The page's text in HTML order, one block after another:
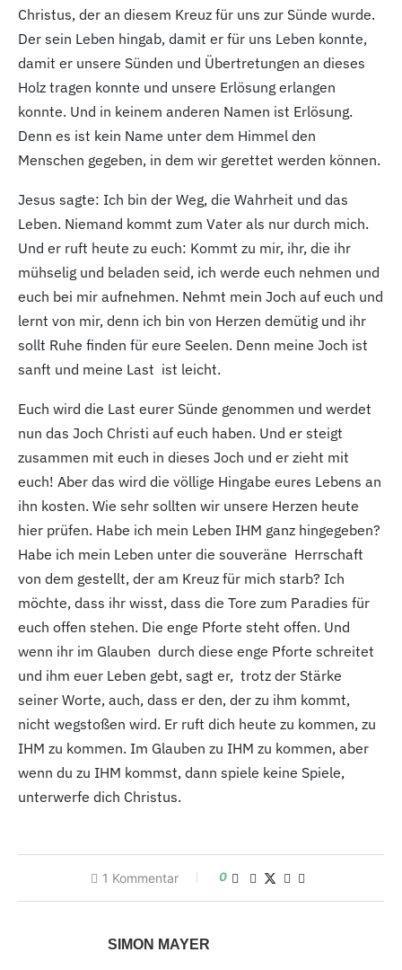
Christus, der an diesem Kreuz für uns zur Sünde wurde.
Der sein Leben hingab, damit er für uns Leben konnte,
damit er unsere Sünden und Übertretungen an dieses
Holz tragen konnte und unsere Erlösung erlangen
konnte. Und in keinem anderen Namen ist Erlösung.
Denn es ist kein Name unter dem Himmel den
Menschen gegeben, in dem wir gerettet werden können.
Jesus sagte: Ich bin der Weg, die Wahrheit und das
Leben. Niemand kommt zum Vater als nur durch mich.
Und er ruft heute zu euch: Kommt zu mir, ihr, die ihr
mühselig und beladen seid, ich werde euch nehmen und
euch bei mir aufnehmen. Nehmt mein Joch auf euch und
lernt von mir, denn ich bin von Herzen demütig und ihr
sollt Ruhe finden für eure Seelen. Denn meine Joch ist
sanft und meine Last ist leicht.
Euch wird die Last eurer Sünde genommen und werdet
nun das Joch Christi auf euch haben. Und er steigt
zusammen mit euch in dieses Joch und er zieht mit
euch! Aber das wird die völlige Hingabe eures Lebens an
ihn kosten. Wie sehr sollten wir unsere Herzen heute
hier prüfen. Habe ich mein Leben IHM ganz hingegeben?
Habe ich mein Leben unter die souveräne Herrschaft
von dem gestellt, der am Kreuz für mich starb? Ich
möchte, dass ihr wisst, dass die Tore zum Paradies für
euch offen stehen. Die enge Pforte steht offen. Und
wenn ihr im Glauben durch diese enge Pforte schreitet
und ihm euer Leben gebt, sagt er, trotz der Stärke
seiner Worte, auch, dass er den, der zu ihm kommt,
nicht wegstoßen wird. Er ruft dich heute zu kommen, zu
IHM zu kommen. Im Glauben zu IHM zu kommen, aber
wenn du zu IHM kommst, dann spiele keine Spiele,
unterwerfe dich Christus.
1 Kommentar 0
SIMON MAYER